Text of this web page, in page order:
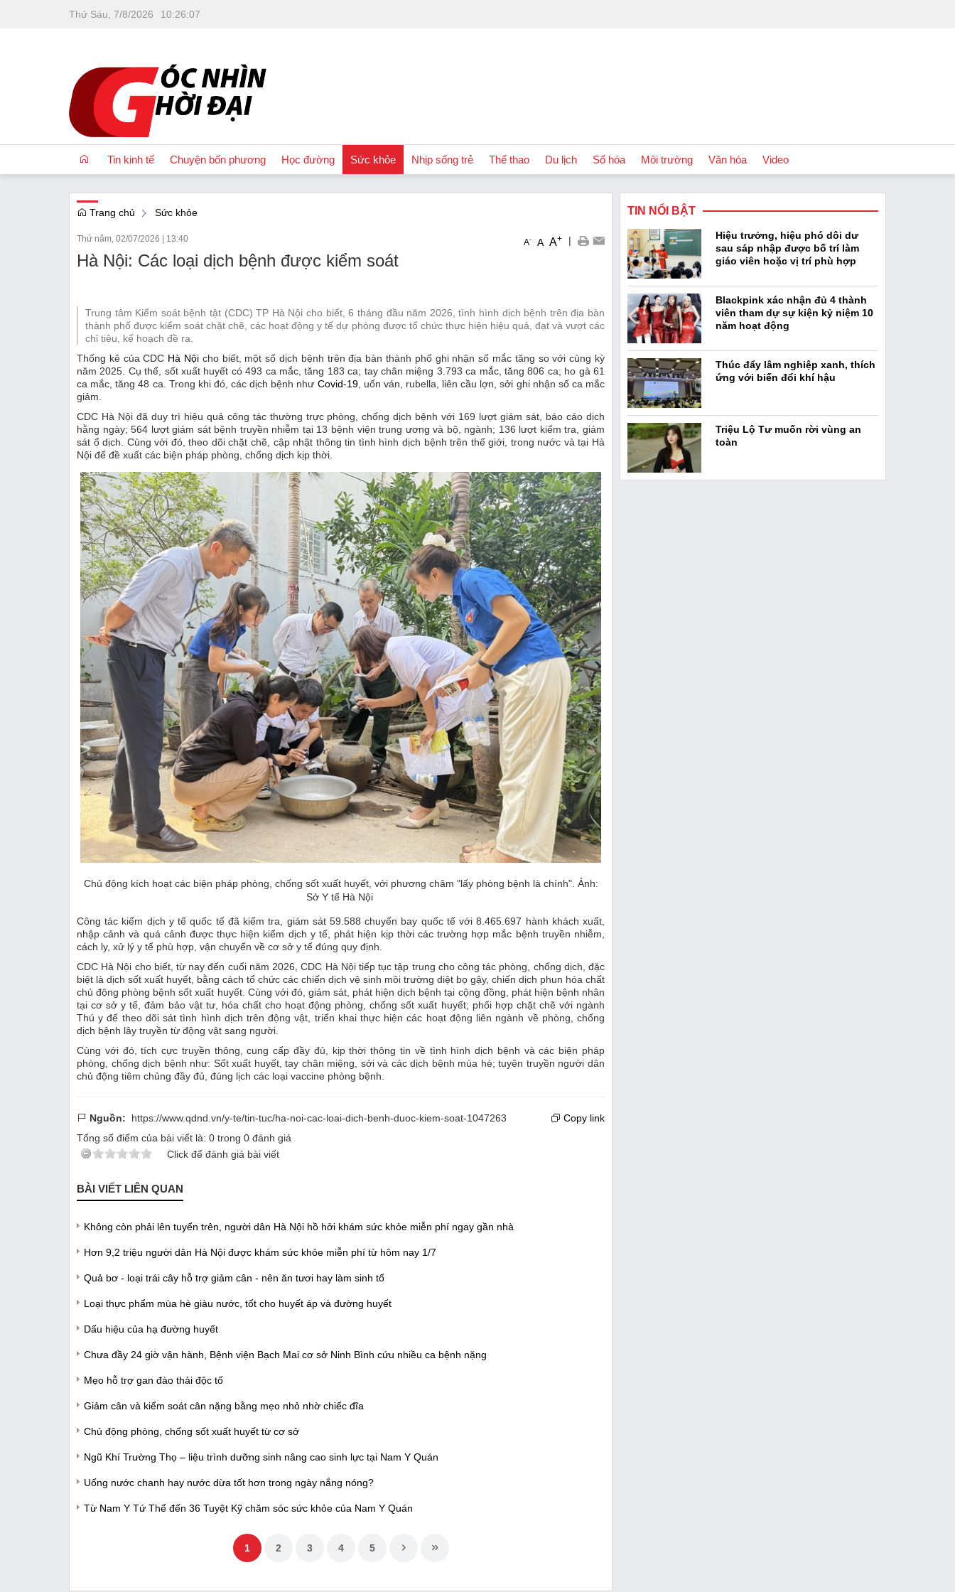
Thứ Sáu, 7/8/2026 10:26:08
Tin kinh tế
OCOP
Quốc tế
Tài chính
Thị trường
Emagazine
Chuyện bốn phương Học đường Sức khỏe Nhịp sống trẻ Thể thao Du lịch Số hóa Môi trường Văn hóa
Podcast
Video
Trang chủ Sức khỏe
Thứ năm, 02/07/2026 | 13:40 A- A A+ |
Hà Nội: Các loại dịch bệnh được kiểm soát
Trung tâm Kiểm soát bệnh tật (CDC) TP Hà Nội cho biết, 6 tháng đầu năm 2026, tình hình dịch bệnh trên địa bàn
thành phố được kiểm soát chặt chẽ, các hoạt động y tế dự phòng được tổ chức thực hiện hiệu quả, đạt và vượt các
chỉ tiêu, kế hoạch đề ra.
Thống kê của CDC Hà Nội cho biết, một số dịch bệnh trên địa bàn thành phố ghi nhận số mắc tăng so với cùng kỳ
năm 2025. Cụ thể, sốt xuất huyết có 493 ca mắc, tăng 183 ca; tay chân miệng 3.793 ca mắc, tăng 806 ca; ho gà 61
ca mắc, tăng 48 ca. Trong khi đó, các dịch bệnh như Covid-19, uốn ván, rubella, liên cầu lợn, sởi ghi nhận số ca mắc
giảm.
CDC Hà Nội đã duy trì hiệu quả công tác thường trực phòng, chống dịch bệnh với 169 lượt giám sát, báo cáo dịch
hằng ngày; 564 lượt giám sát bệnh truyền nhiễm tại 13 bệnh viện trung ương và bộ, ngành; 136 lượt kiểm tra, giám
sát ổ dịch. Cùng với đó, theo dõi chặt chẽ, cập nhật thông tin tình hình dịch bệnh trên thế giới, trong nước và tại Hà
Nội để đề xuất các biện pháp phòng, chống dịch kịp thời.
Chủ động kích hoạt các biện pháp phòng, chống sốt xuất huyết, với phương châm "lấy phòng bệnh là chính". Ảnh:
Sở Y tế Hà Nội
Công tác kiểm dịch y tế quốc tế đã kiểm tra, giám sát 59.588 chuyến bay quốc tế với 8.465.697 hành khách xuất,
nhập cảnh và quá cảnh được thực hiện kiểm dịch y tế, phát hiện kịp thời các trường hợp mắc bệnh truyền nhiễm,
cách ly, xử lý y tế phù hợp, vận chuyển về cơ sở y tế đúng quy định.
CDC Hà Nội cho biết, từ nay đến cuối năm 2026, CDC Hà Nội tiếp tục tập trung cho công tác phòng, chống dịch, đặc
biệt là dịch sốt xuất huyết, bằng cách tổ chức các chiến dịch vệ sinh môi trường diệt bọ gậy, chiến dịch phun hóa chất
chủ động phòng bệnh sốt xuất huyết. Cùng với đó, giám sát, phát hiện dịch bệnh tại cộng đồng, phát hiện bệnh nhân
tại cơ sở y tế, đảm bảo vật tư, hóa chất cho hoạt động phòng, chống sốt xuất huyết; phối hợp chặt chẽ với ngành
Thú y để theo dõi sát tình hình dịch trên động vật, triển khai thực hiện các hoạt động liên ngành về phòng, chống
dịch bệnh lây truyền từ động vật sang người.
Cùng với đó, tích cực truyền thông, cung cấp đầy đủ, kịp thời thông tin về tình hình dịch bệnh và các biện pháp
phòng, chống dịch bệnh như: Sốt xuất huyết, tay chân miệng, sởi và các dịch bệnh mùa hè; tuyên truyền người dân
chủ động tiêm chủng đầy đủ, đúng lịch các loại vaccine phòng bệnh.
Nguồn: https://www.qdnd.vn/y-te/tin-tuc/ha-noi-cac-loai-dich-benh-duoc-kiem-soat-1047263
Copy link
Tổng số điểm của bài viết là: 0 trong 0 đánh giá
Click để đánh giá bài viết
BÀI VIẾT LIÊN QUAN
Không còn phải lên tuyến trên, người dân Hà Nội hồ hởi khám sức khỏe miễn phí ngay gần nhà
Hơn 9,2 triệu người dân Hà Nội được khám sức khỏe miễn phí từ hôm nay 1/7
Quả bơ - loại trái cây hỗ trợ giảm cân - nên ăn tươi hay làm sinh tố
Loại thực phẩm mùa hè giàu nước, tốt cho huyết áp và đường huyết
Dấu hiệu của hạ đường huyết
Chưa đầy 24 giờ vận hành, Bệnh viện Bạch Mai cơ sở Ninh Bình cứu nhiều ca bệnh nặng
Mẹo hỗ trợ gan đào thải độc tố
Giảm cân và kiểm soát cân nặng bằng mẹo nhỏ nhờ chiếc đĩa
Chủ động phòng, chống sốt xuất huyết từ cơ sở
Ngũ Khí Trường Thọ – liệu trình dưỡng sinh nâng cao sinh lực tại Nam Y Quán
Uống nước chanh hay nước dừa tốt hơn trong ngày nắng nóng?
Từ Nam Y Tứ Thể đến 36 Tuyệt Kỹ chăm sóc sức khỏe của Nam Y Quán
1 2 3 4 5
TIN NỔI BẬT
Hiệu trưởng, hiệu phó dôi dư
sau sáp nhập được bố trí làm
giáo viên hoặc vị trí phù hợp
Blackpink xác nhận đủ 4 thành
viên tham dự sự kiện kỷ niệm 10
năm hoạt động
Thúc đẩy lâm nghiệp xanh, thích
ứng với biến đổi khí hậu
Triệu Lộ Tư muốn rời vùng an
toàn